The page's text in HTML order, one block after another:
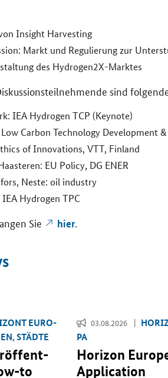
Insight Harvesting
Markt und Re­gu­lie­rung zur
des Hydrogen2X-​Marktes
sind
IEA Hydrogen TCP (Keynote)
Low Carbon Technology Development
of Innovations, VTT, Fin­land
EU Policy, DG ENER
Neste: oil industry
IEA Hydrogen TPC
Sie hier.
EU­RO­
STÄD­TE
to
03.08.2026
PA
Horizon
Application